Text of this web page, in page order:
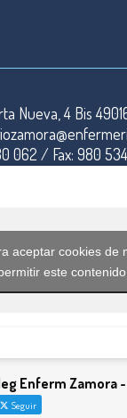
Nueva, 4 Bis
062 / Fax: 980
aceptar cookies de
este contenido
Enferm Zamora -
Seguir